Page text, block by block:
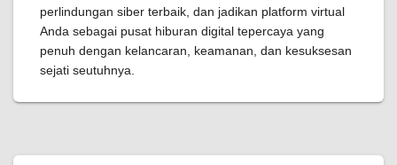
perlindungan siber terbaik, dan jadikan platform virtual
Anda sebagai pusat hiburan digital tepercaya yang
penuh dengan kelancaran, keamanan, dan kesuksesan
sejati seutuhnya.